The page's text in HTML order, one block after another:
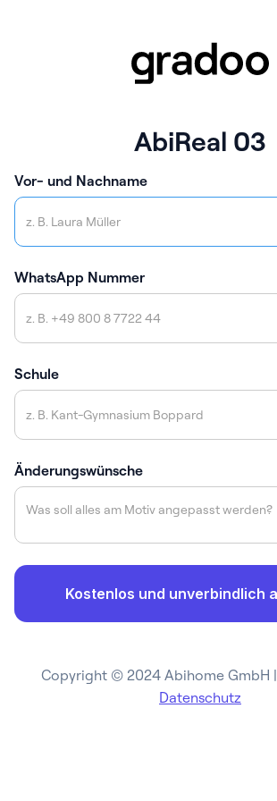
AbiReal 03
Vor- und Nachname
WhatsApp Nummer
Schule
Änderungswünsche
Copyright © 2024 Abihome GmbH |
Datenschutz